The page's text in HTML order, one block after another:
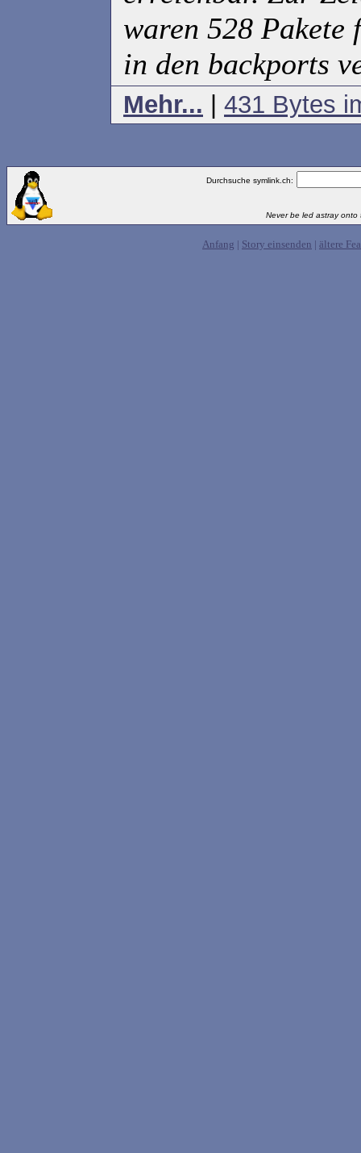
waren 528
in den backports
Mehr... 431 Bytes
Durchsuche symlink.ch:
Never be led astray onto
Anfang | Story einsenden | ältere